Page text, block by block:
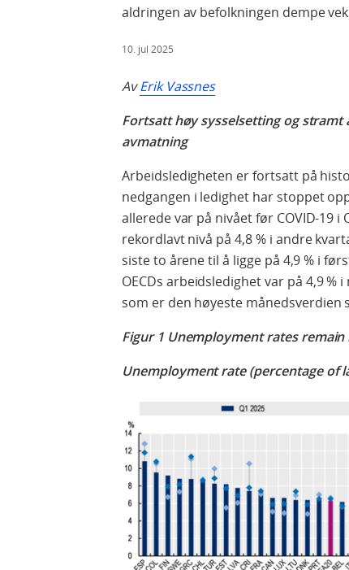
aldringen av befolkningen dempe
10. jul 2025
AvErik Vassnes
Fortsatt høy sysselsetting og
avmatning
Arbeidsledigheten er fortsatt på
nedgangen i ledighet har stoppet
allerede var på nivået før COVID-19
rekordlavt nivå på 4,8 % i andre
siste to årene til å ligge på 4,9 % i
OECDs arbeidsledighet var på 4,9 %
som er den høyeste månedsverdien
Figur 1 Unemployment rates remain
Unemployment rate (percentage of